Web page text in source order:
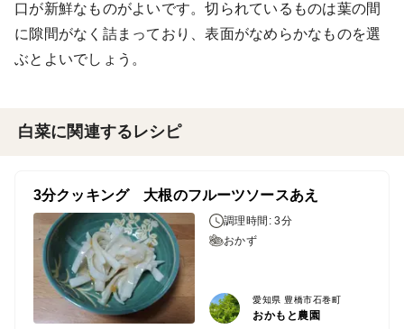
口が新鮮なものがよいです。切られているものは葉の間
に隙間がなく詰まっており、表面がなめらかなものを選
ぶとよいでしょう。
白菜に関連するレシピ
3分クッキング 大根のフルーツソースあえ
調理時間: 3分
おかず
愛知県 豊橋市石巻町
おかもと農園